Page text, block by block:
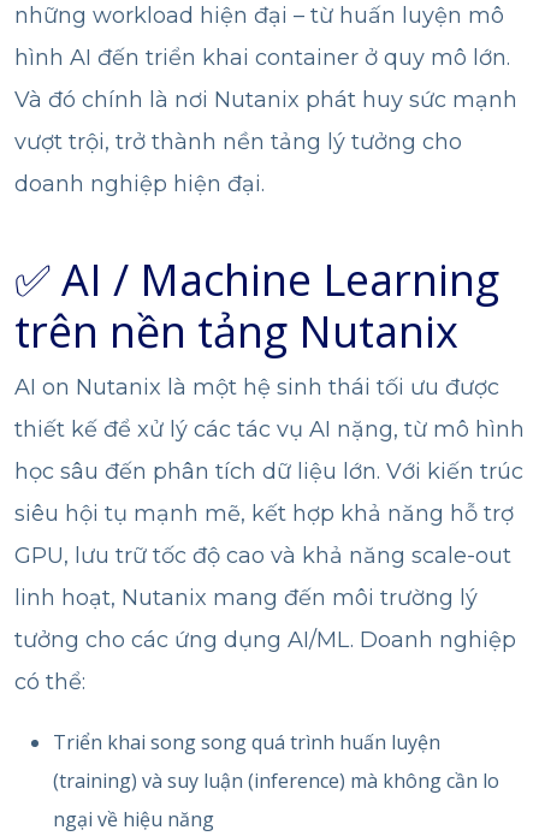
những workload hiện đại – từ huấn luyện mô
hình AI đến triển khai container ở quy mô lớn.
Và đó chính là nơi Nutanix phát huy sức mạnh
vượt trội, trở thành nền tảng lý tưởng cho
doanh nghiệp hiện đại.
✅ AI / Machine Learning
trên nền tảng Nutanix
AI on Nutanix là một hệ sinh thái tối ưu được
thiết kế để xử lý các tác vụ AI nặng, từ mô hình
học sâu đến phân tích dữ liệu lớn. Với kiến trúc
siêu hội tụ mạnh mẽ, kết hợp khả năng hỗ trợ
GPU, lưu trữ tốc độ cao và khả năng scale-out
linh hoạt, Nutanix mang đến môi trường lý
tưởng cho các ứng dụng AI/ML. Doanh nghiệp
có thể:
Triển khai song song quá trình huấn luyện
(training) và suy luận (inference) mà không cần lo
ngại về hiệu năng